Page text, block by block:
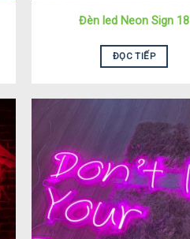
Đèn led Neon Sign 18
ĐỌC TIẾP